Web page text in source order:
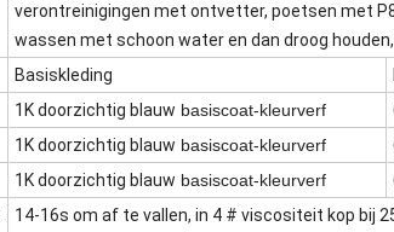
verontreinigingen met ontvetter, poetsen met
wassen met schoon water en dan droog
Basiskleding
1K doorzichtig blauw basiscoat-kleurverf
1K doorzichtig blauw basiscoat-kleurverf
1K doorzichtig blauw basiscoat-kleurverf
14-16s om af te vallen, in 4 # viscositeit kop bij